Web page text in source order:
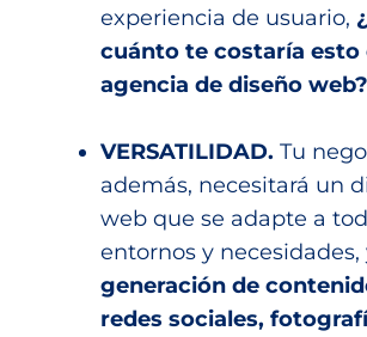
experiencia de usuario,
cuánto te costaría esto
agencia de diseño web?
VERSATILIDAD. Tu
además, necesitará un
web que se adapte a
entornos y necesidades,
generación de
redes sociales,